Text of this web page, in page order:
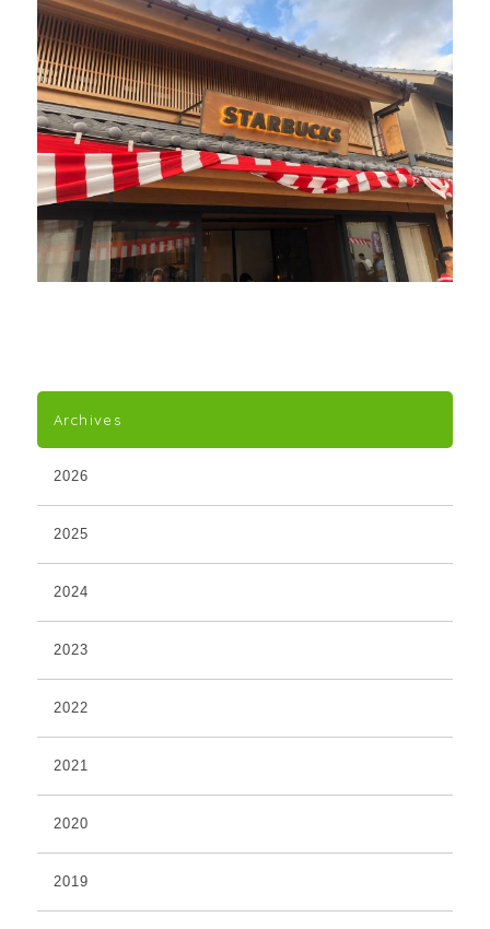
Archives
2026
2025
2024
2023
2022
2021
2020
2019